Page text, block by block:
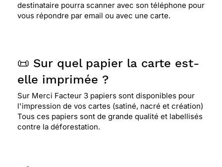
destinataire pourra scanner avec son téléphone pour
vous répondre par email ou avec une carte.
📜 Sur quel papier la carte est-
elle imprimée ?
Sur Merci Facteur 3 papiers sont disponibles pour
l'impression de vos cartes (satiné, nacré et création)
Tous ces papiers sont de grande qualité et labellisés
contre la déforestation.